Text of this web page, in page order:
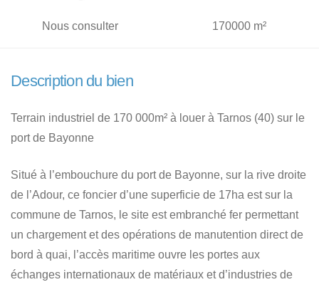
Nous consulter 170000 m²
Description du bien
Terrain industriel de 170 000m² à louer à Tarnos (40) sur le
port de Bayonne
Situé à l’embouchure du port de Bayonne, sur la rive droite
de l’Adour, ce foncier d’une superficie de 17ha est sur la
commune de Tarnos, le site est embranché fer permettant
un chargement et des opérations de manutention direct de
bord à quai, l’accès maritime ouvre les portes aux
échanges internationaux de matériaux et d’industries de